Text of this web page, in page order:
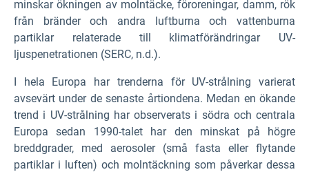
minskar ökningen av molntäcke, föroreningar, damm, rök
från bränder och andra luftburna och vattenburna
partiklar relaterade till klimatförändringar UV-
ljuspenetrationen (SERC, n.d.).
I hela Europa har trenderna för UV-strålning varierat
avsevärt under de senaste årtiondena. Medan en ökande
trend i UV-strålning har observerats i södra och centrala
Europa sedan 1990-talet har den minskat på högre
breddgrader, med aerosoler (små fasta eller flytande
partiklar i luften) och molntäckning som påverkar dessa